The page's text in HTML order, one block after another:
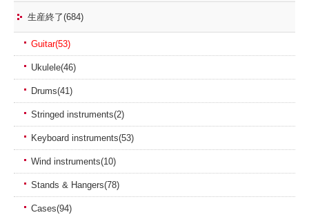
生産終了(684)
Guitar(53)
Ukulele(46)
Drums(41)
Stringed instruments(2)
Keyboard instruments(53)
Wind instruments(10)
Stands & Hangers(78)
Cases(94)